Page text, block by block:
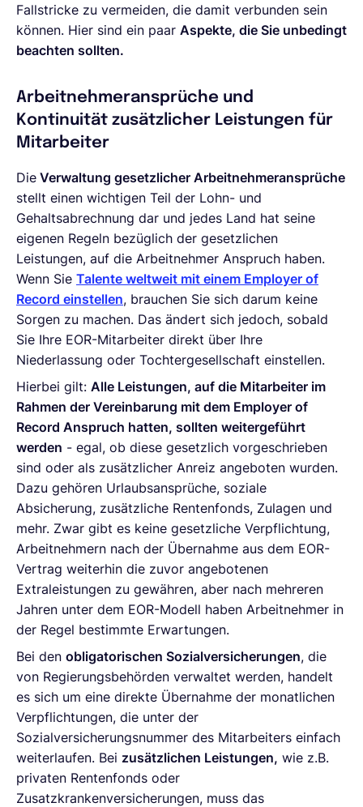
Fallstricke zu vermeiden, die damit verbunden sein
können. Hier sind ein paar Aspekte, die Sie unbedingt
beachten sollten.
Arbeitnehmeransprüche und
Kontinuität zusätzlicher Leistungen für
Mitarbeiter
Die Verwaltung gesetzlicher Arbeitnehmeransprüche
stellt einen wichtigen Teil der Lohn- und
Gehaltsabrechnung dar und jedes Land hat seine
eigenen Regeln bezüglich der gesetzlichen
Leistungen, auf die Arbeitnehmer Anspruch haben.
Wenn Sie Talente weltweit mit einem Employer of
Record einstellen, brauchen Sie sich darum keine
Sorgen zu machen. Das ändert sich jedoch, sobald
Sie Ihre EOR-Mitarbeiter direkt über Ihre
Niederlassung oder Tochtergesellschaft einstellen.
Hierbei gilt: Alle Leistungen, auf die Mitarbeiter im
Rahmen der Vereinbarung mit dem Employer of
Record Anspruch hatten, sollten weitergeführt
werden - egal, ob diese gesetzlich vorgeschrieben
sind oder als zusätzlicher Anreiz angeboten wurden.
Dazu gehören Urlaubsansprüche, soziale
Absicherung, zusätzliche Rentenfonds, Zulagen und
mehr. Zwar gibt es keine gesetzliche Verpflichtung,
Arbeitnehmern nach der Übernahme aus dem EOR-
Vertrag weiterhin die zuvor angebotenen
Extraleistungen zu gewähren, aber nach mehreren
Jahren unter dem EOR-Modell haben Arbeitnehmer in
der Regel bestimmte Erwartungen.
Bei den obligatorischen Sozialversicherungen, die
von Regierungsbehörden verwaltet werden, handelt
es sich um eine direkte Übernahme der monatlichen
Verpflichtungen, die unter der
Sozialversicherungsnummer des Mitarbeiters einfach
weiterlaufen. Bei zusätzlichen Leistungen, wie z.B.
privaten Rentenfonds oder
Zusatzkrankenversicherungen, muss das